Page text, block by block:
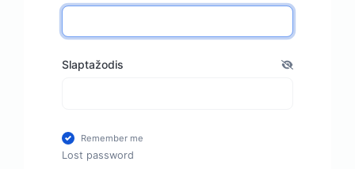
Slaptažodis
Remember me
Lost password